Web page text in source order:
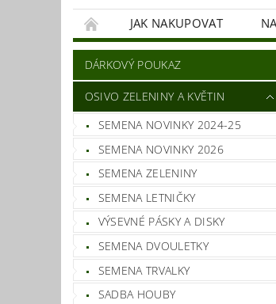
JAK NAKUPOVAT
DÁRKOVÝ POUKAZ
OSIVO ZELENINY A KVĚTIN
SEMENA NOVINKY 2024-25
SEMENA NOVINKY 2026
SEMENA ZELENINY
SEMENA LETNIČKY
VÝSEVNÉ PÁSKY A DISKY
SEMENA DVOULETKY
SEMENA TRVALKY
SADBA HOUBY